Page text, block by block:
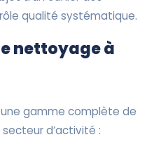
qualité systématique.
nettoyage à
gamme complète de
d’activité :